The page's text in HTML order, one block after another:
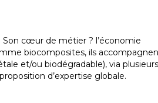
cœur de métier ? l’économie
biocomposites, ils
et/ou biodégradable), via plusieurs
d’expertise globale.